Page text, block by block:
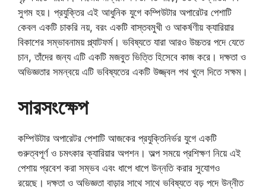
সুগম হয়। প্রযুক্তির এই আধুনিক যুগে কম্পিউটার অপারেটর পেশাটি
কেবল একটি চাকরি নয়, বরং একটি বাস্তবমুখী ও আকর্ষণীয় ক্যারিয়ার
বিকাশের সম্ভাবনাময় প্ল্যাটফর্ম। ভবিষ্যতে যারা আরও উচ্চতর পদে যেতে
চান, তাঁদের জন্য এটি একটি মজবুত ভিত্তি হিসেবে কাজ করে। দক্ষতা ও
অভিজ্ঞতার সমন্বয়ে এটি ভবিষ্যতের একটি উজ্জ্বল পথ খুলে দিতে সক্ষম।
সারসংক্ষেপ
কম্পিউটার অপারেটর পেশাটি আজকের প্রযুক্তিনির্ভর যুগে একটি
গুরুত্বপূর্ণ ও চমৎকার ক্যারিয়ার অপশন। অল্প সময়ে প্রশিক্ষণ নিয়ে এই
পেশায় প্রবেশ করা সম্ভব এবং ধাপে ধাপে উন্নতি করার সুযোগও
রয়েছে। দক্ষতা ও অভিজ্ঞতা বাড়ার সাথে সাথে ভবিষ্যতে বড় পদে উন্নীত